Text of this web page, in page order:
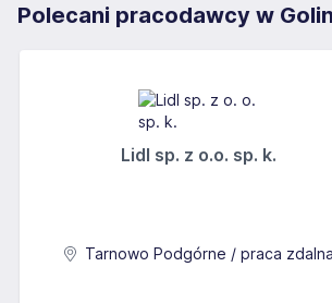
Polecani pracodawcy w
Lidl sp. z o.o. sp. k.
Tarnowo Podgórne / praca zdalna